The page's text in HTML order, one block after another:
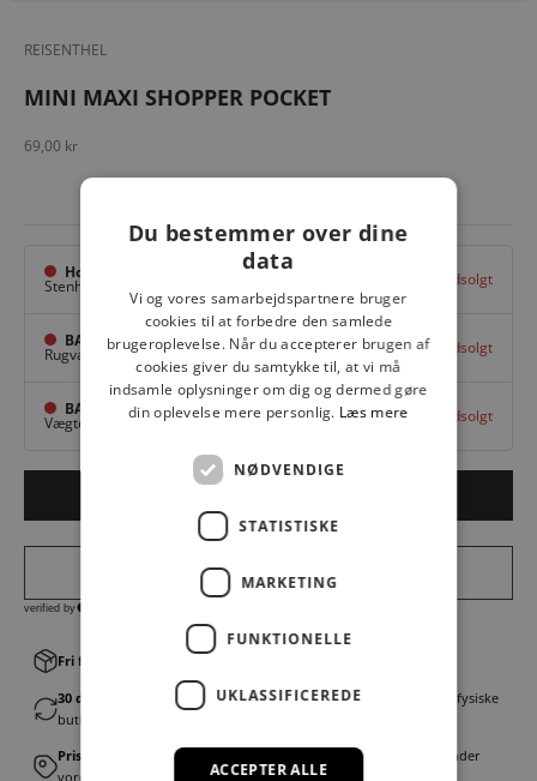
REISENTHEL
MINI MAXI SHOPPER POCKET
Salgspris
69,00 kr
Hovedlager
Stenhuggervej 10, Udsolgt
BAGGI Tarup Center
Rugvang 36,Odense NV Udsolgt
BAGGI Nyborg
Vægtergade 1, Nyborg Udsolgt
Fri fragt v. køb over 499,00 kr.
30 dages fortrydelsesret │Byt eller returner gratis i en af vores fysiske
butikker
Prismatch
│Vi tilbyder landsdækkende prisgaranti. Læs mere under
vores FAQ
Du bestemmer over dine
data
Vi og vores samarbejdspartnere bruger
cookies til at forbedre den samlede
brugeroplevelse. Når du accepterer brugen af
cookies giver du samtykke til, at vi må
indsamle oplysninger om dig og dermed gøre
din oplevelse mere personlig. Læs mere
NØDVENDIGE
STATISTISKE
MARKETING
FUNKTIONELLE
UKLASSIFICEREDE
ACCEPTER ALLE